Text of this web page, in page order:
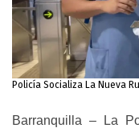
Policía Socializa La Nueva
Barranquilla – La